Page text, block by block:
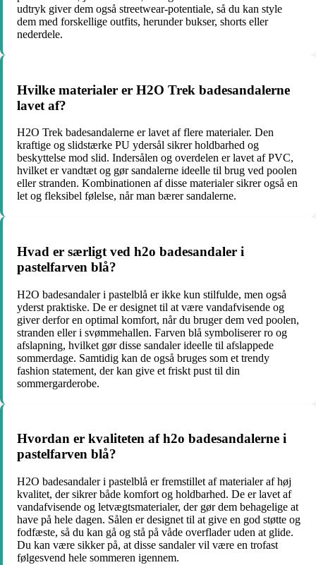
udtryk giver dem også streetwear-potentiale, så du kan style
dem med forskellige outfits, herunder bukser, shorts eller
nederdele.
Hvilke materialer er H2O Trek badesandalerne
lavet af?
H2O Trek badesandalerne er lavet af flere materialer. Den
kraftige og slidstærke PU ydersål sikrer holdbarhed og
beskyttelse mod slid. Indersålen og overdelen er lavet af PVC,
hvilket er vandtæt og gør sandalerne ideelle til brug ved poolen
eller stranden. Kombinationen af disse materialer sikrer også en
let og fleksibel følelse, når man bærer sandalerne.
Hvad er særligt ved h2o badesandaler i
pastelfarven blå?
H2O badesandaler i pastelblå er ikke kun stilfulde, men også
yderst praktiske. De er designet til at være vandafvisende og
giver derfor en optimal komfort, når du bruger dem ved poolen,
stranden eller i svømmehallen. Farven blå symboliserer ro og
afslapning, hvilket gør disse sandaler ideelle til afslappede
sommerdage. Samtidig kan de også bruges som et trendy
fashion statement, der kan give et friskt pust til din
sommergarderobe.
Hvordan er kvaliteten af h2o badesandalerne i
pastelfarven blå?
H2O badesandaler i pastelblå er fremstillet af materialer af høj
kvalitet, der sikrer både komfort og holdbarhed. De er lavet af
vandafvisende og letvægtsmaterialer, der gør dem behagelige at
have på hele dagen. Sålen er designet til at give en god støtte og
fodfæste, så du kan gå og stå på våde overflader uden at glide.
Du kan være sikker på, at disse sandaler vil være en trofast
følgesvend hele sommeren igennem.